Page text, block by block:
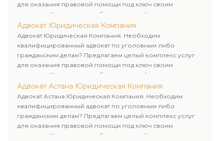
для оказания правовой помощи под ключ своим
клиентам. Комплексное обслуживание физических и
юридических лиц. Индивидуальный подход к каждому
клиенту.
Адвокат Юридическая Компания
Адвокат Юридическая Компания. Необходим
квалифицированный адвокат по уголовным либо
гражданским делам? Предлагаем целый комплекс услуг
для оказания правовой помощи под ключ своим
клиентам. Комплексное обслуживание физических и
юридических лиц. Индивидуальный подход к каждому
клиенту.
Адвокат Астана Юридическая Компания
Адвокат Астана Юридическая Компания. Необходим
квалифицированный адвокат по уголовным либо
гражданским делам? Предлагаем целый комплекс услуг
для оказания правовой помощи под ключ своим
клиентам. Комплексное обслуживание физических и